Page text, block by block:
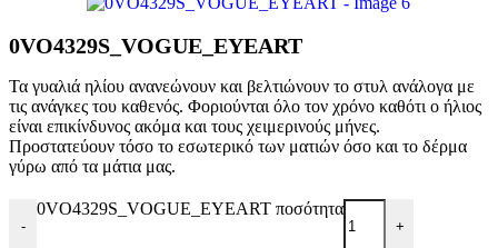
0VO4329S_VOGUE_EYEART
Τα γυαλιά ηλίου ανανεώνουν και βελτιώνουν το στυλ ανάλογα με
τις ανάγκες του καθενός. Φοριούνται όλο τον χρόνο καθότι ο ήλιος
είναι επικίνδυνος ακόμα και τους χειμερινούς μήνες.
Προστατεύουν τόσο το εσωτερικό των ματιών όσο και το δέρμα
γύρω από τα μάτια μας.
-
0VO4329S_VOGUE_EYEART ποσότητα
+